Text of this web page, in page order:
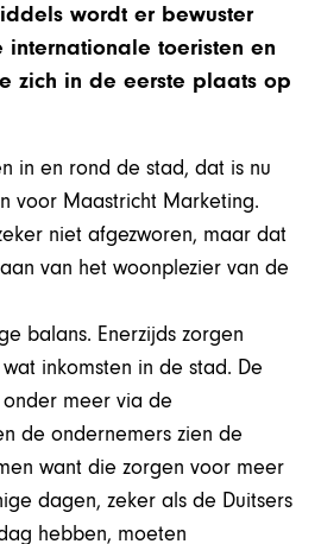
wordt er bewuster
toeristen en
zich in de eerste plaats op
in en rond de stad, dat is nu
voor Maastricht Marketing.
niet afgezworen, maar dat
van het woonplezier van de
balans. Enerzijds zorgen
inkomsten in de stad. De
meer via de
de ondernemers zien de
want die zorgen voor meer
dagen, zeker als de Duitsers
hebben, moeten